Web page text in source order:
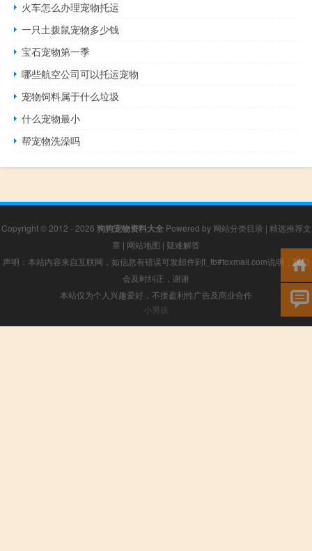
火车怎么办理宠物托运
一只土拨鼠宠物多少钱
宝石宠物第一季
哪些航空公司可以托运宠物
宠物饲料属于什么垃圾
什么宠物最小
帮宠物洗澡吗
Copyright © 2012 - 2026 狗狗宠物资料大全Powered by 网站分类目录 | 精选推荐文
章 | 网站地图 | 疑难解答
声明：本站内容来自互联网，如信息有错误可发邮件到f_fb#foxmail.com说明，我们
会及时纠正，谢谢
本站仅为个人兴趣爱好，不接盈利性广告及商业合作
小男孩